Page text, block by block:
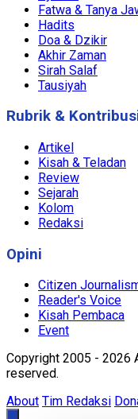
Fatwa & Tanya
Hadits
Doa & Dzikir
Akhir Zaman
Sirah Salaf
Tausiyah
Rubrik &
Artikel
Kisah & Teladan
Review
Sejarah
Kolom
Redaksi
Opini
Citizen
Reader's Voice
Kisah Pembaca
Event
Copyright 2005 - 2026
reserved.
About Tim Redaksi